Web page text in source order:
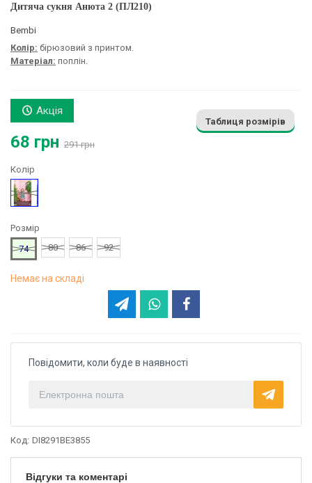
Дитяча сукня Анюта 2 (ПЛ210)
Bembi
Колір: бірюзовий з принтом.
Матеріал: поплін.
Акція
68 грн 291 грн
Таблиця розмірів
Колір
Синій
Розмір
74
80 86 92
Немає на складі
Повідомити, коли буде в наявності
Код: DI8291BE3855
Відгуки та коментарі